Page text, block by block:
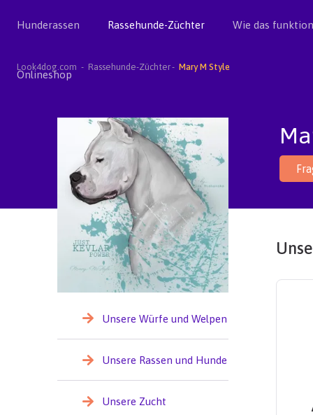
Hunderassen Rassehunde-Züchter Wie das
Onlineshop
Look4dog.com Rassehunde-Züchter Mary M Style
Unsere Würfe und Welpen
Unsere Rassen und Hunde
Unsere Zucht